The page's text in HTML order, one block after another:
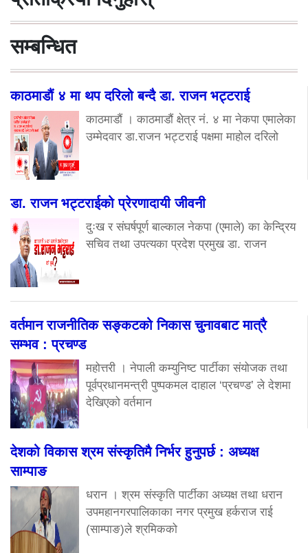
सम्बन्धित
काठमाडौं ४ मा थप दरिलो बन्दै डा. राजन भट्टराई
काठमाडौं । काठमाडौं क्षेत्र नं. ४ मा नेकपा एमालेका
उम्मेदवार डा.राजन भट्टराई पक्षमा माहोल दरिलो
डा. राजन भट्टराईको प्रेरणादायी जीवनी
दुःख र संघर्षपूर्ण बाल्काल नेकपा (एमाले) का केन्द्रिय
सचिव तथा उपत्यका प्रदेश प्रमुख डा. राजन
वर्तमान राजनीतिक सङ्कटको निकास चुनावबाट मात्रै
सम्भव : प्रचण्ड
महोत्तरी । नेपाली कम्युनिष्ट पार्टीका संयोजक तथा
पूर्वप्रधानमन्त्री पुष्पकमल दाहाल ‘प्रचण्ड’ ले देशमा
देखिएको वर्तमान
देशको विकास श्रम संस्कृतिमै निर्भर हुनुपर्छ : अध्यक्ष
साम्पाङ
धरान । श्रम संस्कृति पार्टीका अध्यक्ष तथा धरान
उपमहानगरपालिकाका नगर प्रमुख हर्कराज राई
(साम्पाङ)ले श्रमिकको